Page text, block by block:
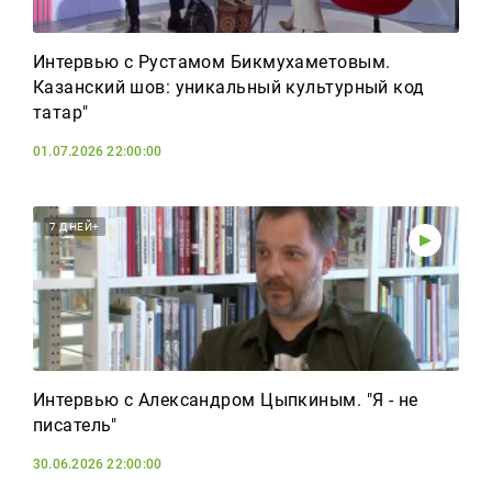
Интервью с Рустамом Бикмухаметовым.
Казанский шов: уникальный культурный код
татар"
01.07.2026 22:00:00
7 ДНЕЙ+
Интервью с Александром Цыпкиным. "Я - не
писатель"
30.06.2026 22:00:00